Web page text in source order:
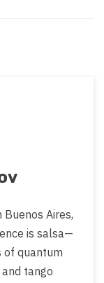
Aires,
is salsa—
of quantum
tango